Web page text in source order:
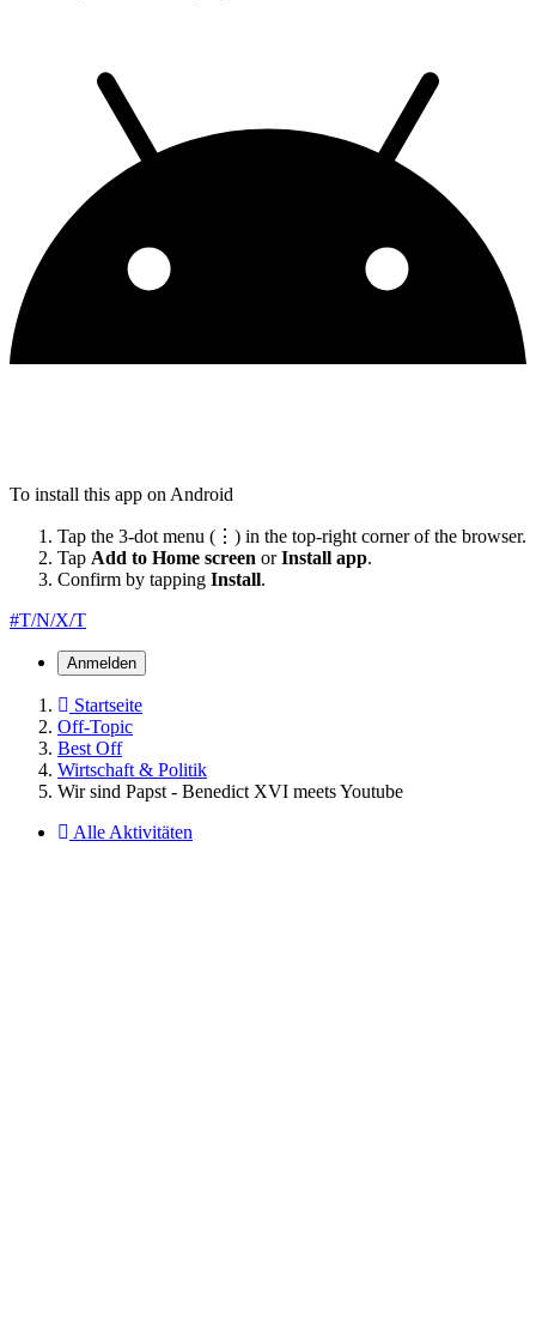
To install this app on Android
Tap the 3-dot menu (⋮) in the top-right corner of the browser.
Tap Add to Home screen orInstall app.
Confirm by tapping Install.
#T/N/X/T
Anmelden
Startseite
Off-Topic
Best Off
Wirtschaft & Politik
Wir sind Papst - Benedict XVI meets Youtube
Alle Aktivitäten